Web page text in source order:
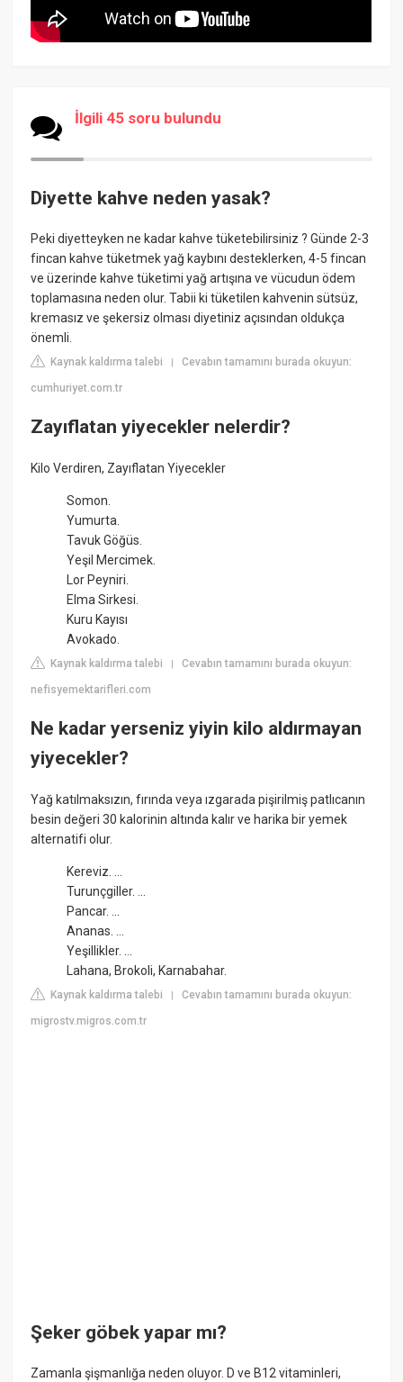
İlgili 45 soru bulundu
Diyette kahve neden yasak?
Peki diyetteyken ne kadar kahve tüketebilirsiniz ? Günde 2-3
fincan kahve tüketmek yağ kaybını desteklerken, 4-5 fincan
ve üzerinde kahve tüketimi yağ artışına ve vücudun ödem
toplamasına neden olur. Tabii ki tüketilen kahvenin sütsüz,
kremasız ve şekersiz olması diyetiniz açısından oldukça
önemli.
Kaynak kaldırma talebi |Cevabın tamamını burada okuyun:
cumhuriyet.com.tr
Zayıflatan yiyecekler nelerdir?
Kilo Verdiren, Zayıflatan Yiyecekler
Somon.
Yumurta.
Tavuk Göğüs.
Yeşil Mercimek.
Lor Peyniri.
Elma Sirkesi.
Kuru Kayısı
Avokado.
Kaynak kaldırma talebi |Cevabın tamamını burada okuyun:
nefisyemektarifleri.com
Ne kadar yerseniz yiyin kilo aldırmayan
yiyecekler?
Yağ katılmaksızın, fırında veya ızgarada pişirilmiş patlıcanın
besin değeri 30 kalorinin altında kalır ve harika bir yemek
alternatifi olur.
Kereviz. ...
Turunçgiller. ...
Pancar. ...
Ananas. ...
Yeşillikler. ...
Lahana, Brokoli, Karnabahar.
Kaynak kaldırma talebi |Cevabın tamamını burada okuyun:
migrostv.migros.com.tr
Şeker göbek yapar mı?
Zamanla şişmanlığa neden oluyor. D ve B12 vitaminleri,